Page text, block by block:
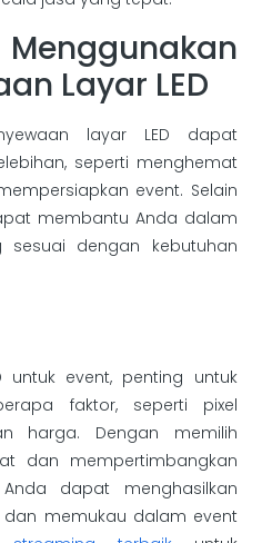
Layar LED
layar LED dapat
seperti menghemat
event. Selain
membantu Anda dalam
dengan kebutuhan
untuk event, penting untuk
faktor, seperti pixel
harga. Dengan memilih
dan mempertimbangkan
dapat menghasilkan
memukau dalam event